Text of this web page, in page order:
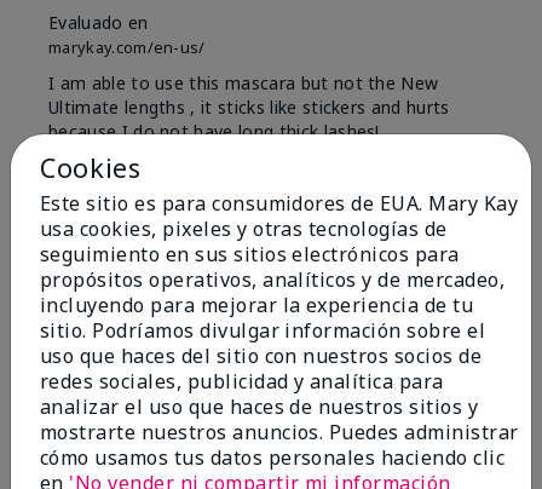
Evaluado en
marykay.com/en-us/
I am able to use this mascara but not the New
Ultimate lengths , it sticks like stickers and hurts
because I do not have long thick lashes!
Mostrar Traducción
ConclusiónSí, recomendaría a un amigo
¿Le ha resultado útil esta
opinión?
4 0
Marcar esta opinión
5
Cookies
Este sitio es para consumidores de EUA. Mary Kay
usa cookies, pixeles y otras tecnologías de
seguimiento en sus sitios electrónicos para
propósitos operativos, analíticos y de mercadeo,
incluyendo para mejorar la experiencia de tu
sitio. Podríamos divulgar información sobre el
uso que haces del sitio con nuestros socios de
redes sociales, publicidad y analítica para
analizar el uso que haces de nuestros sitios y
mostrarte nuestros anuncios. Puedes administrar
cómo usamos tus datos personales haciendo clic
en 'No vender ni compartir mi información